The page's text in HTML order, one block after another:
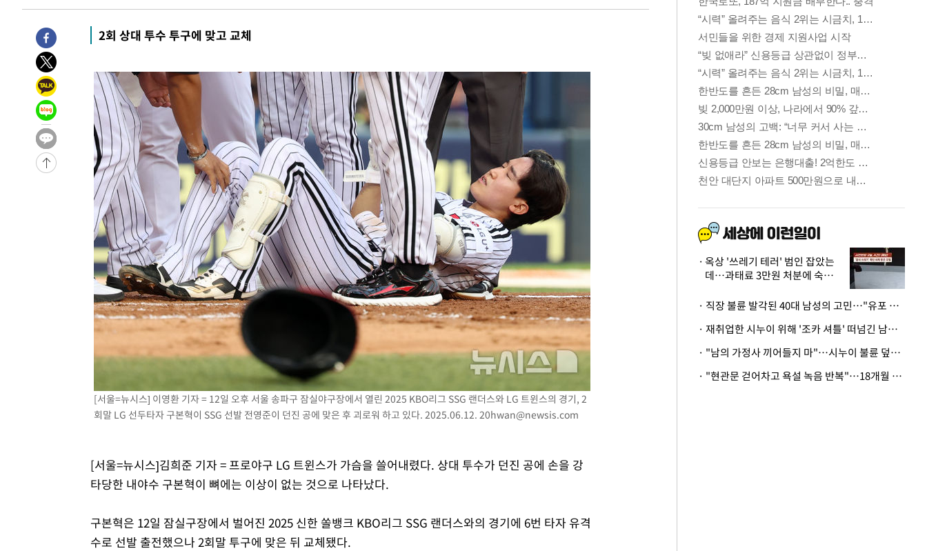
2회 상대 투수 투구에 맞고 교체
[서울=뉴시스] 이영환 기자 = 12일 오후 서울 송파구 잠실야구장에서 열린 2025 KBO리그 SSG 랜더스와 LG 트윈스의 경기, 2
회말 LG 선두타자 구본혁이 SSG 선발 전영준이 던진 공에 맞은 후 괴로워 하고 있다. 2025.06.12. 20hwan@newsis.com
[서울=뉴시스]김희준 기자 = 프로야구 LG 트윈스가 가슴을 쓸어내렸다. 상대 투수가 던진 공에 손을 강
타당한 내야수 구본혁이 뼈에는 이상이 없는 것으로 나타났다.
구본혁은 12일 잠실구장에서 벌어진 2025 신한 쏠뱅크 KBO리그 SSG 랜더스와의 경기에 6번 타자 유격
수로 선발 출전했으나 2회말 투구에 맞은 뒤 교체됐다.
옥상 '쓰레기 테러' 범인 잡았는
데…과태료 3만원 처분에 숙박업
· 직장 불륜 발각된 40대 남성의 고민…"유포 동료 명예훼손·협박죄 고소 가능할까"
· 재취업한 시누이 위해 '조카 셔틀' 떠넘긴 남편…아내 "난 못한다"
· "남의 가정사 끼어들지 마"…시누이 불륜 덮으려는 남편에 억울한 아내
· "현관문 걷어차고 욕설 녹음 반복"…18개월 아기 키우는 집 뒤흔든 '앞집의 비극'